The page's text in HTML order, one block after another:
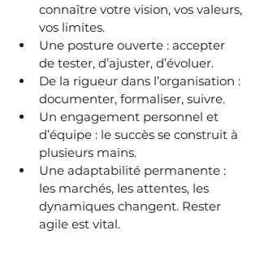
connaître votre vision, vos valeurs,
vos limites.
Une posture ouverte : accepter
de tester, d’ajuster, d’évoluer.
De la rigueur dans l’organisation :
documenter, formaliser, suivre.
Un engagement personnel et
d’équipe : le succès se construit à
plusieurs mains.
Une adaptabilité permanente :
les marchés, les attentes, les
dynamiques changent. Rester
agile est vital.